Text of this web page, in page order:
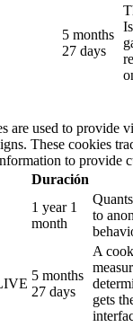
5 months
27 days
are used to provide
These cookies
to provide
Duración
1 year 1
month
to
5 months
27 days
A
gets